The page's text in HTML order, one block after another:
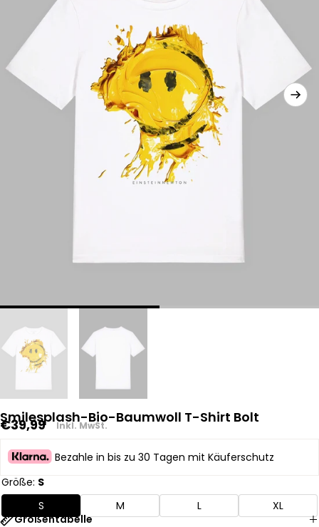
Smilesplash-Bio-Baumwoll T-Shirt Bolt
Regulärer
€39,99 Inkl. MwSt.
Bezahle in bis zu 30 Tagen mit Käuferschutz
Größe: S
S
M L
XL
Größentabelle